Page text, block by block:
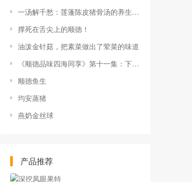
一汤解千愁：莲蓬陈皮猪骨汤的养生秘诀
撑死在舌尖上的顺德！
油泼金针菇，把素菜做出了荤菜的味道
《顺德品味四海同享》第十一集：下饭神器！软糯可口的萝卜焖牛腩
顺德鱼生
均安蒸猪
燕奶金丝球
产品推荐